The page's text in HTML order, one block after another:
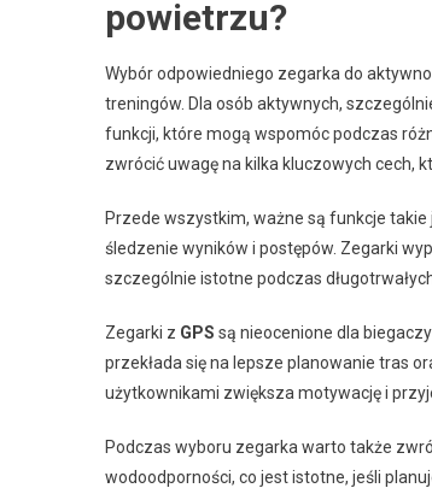
powietrzu?
Wybór odpowiedniego zegarka do
treningów. Dla osób aktywnych,
funkcji, które mogą wspomóc podczas
zwrócić uwagę na kilka kluczowych cech,
Przede wszystkim, ważne są funkcje takie
śledzenie wyników i postępów. Zegarki
szczególnie istotne podczas
Zegarki z GPS są nieocenione dla
przekłada się na lepsze planowanie tras
użytkownikami zwiększa motywację i
Podczas wyboru zegarka warto także
wodoodporności, co jest istotne, jeśli